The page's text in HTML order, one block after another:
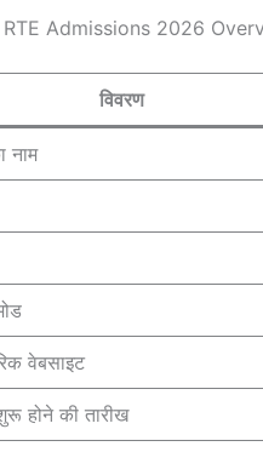
Admissions 2026
विवरण
नाम
वेबसाइट
होने की तारीख